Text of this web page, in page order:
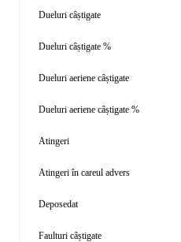
Dueluri câștigate
Dueluri câștigate %
Dueluri aeriene câștigate
Dueluri aeriene câștigate %
Atingeri
Atingeri în careul advers
Deposedat
Faulturi câștigate